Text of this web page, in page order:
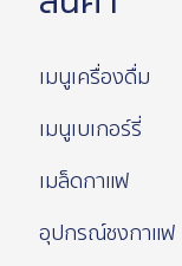
เมนูเครื่องดื่ม
เมนูเบเกอร์รี่
เมล็ดกาแฟ
อุปกรณ์ชงกาแฟ